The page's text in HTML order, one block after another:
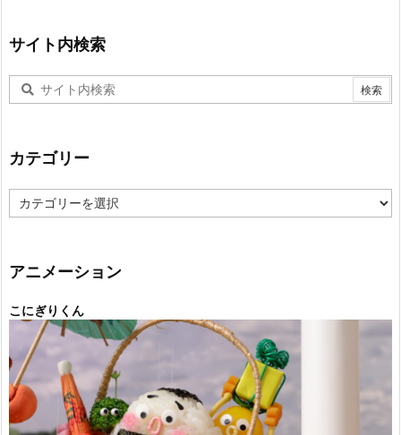
サイト内検索
カテゴリー
テ
ー
アニメーション
こにぎりくん